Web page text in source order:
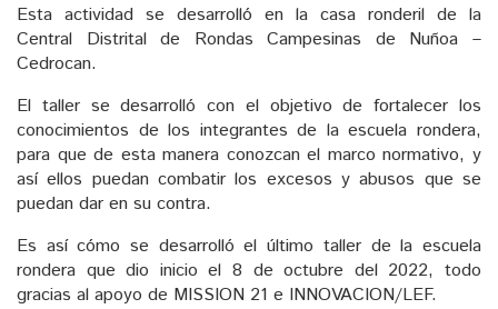
Esta actividad se desarrolló en la casa ronderil de la
Central Distrital de Rondas Campesinas de Nuñoa –
Cedrocan.
El taller se desarrolló con el objetivo de fortalecer los
conocimientos de los integrantes de la escuela rondera,
para que de esta manera conozcan el marco normativo, y
así ellos puedan combatir los excesos y abusos que se
puedan dar en su contra.
Es así cómo se desarrolló el último taller de la escuela
rondera que dio inicio el 8 de octubre del 2022, todo
gracias al apoyo de MISSION 21 e INNOVACION/LEF.